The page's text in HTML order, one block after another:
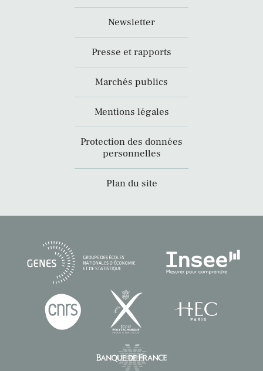
Newsletter
Presse et rapports
Marchés publics
Mentions légales
Protection des données
personnelles
Plan du site